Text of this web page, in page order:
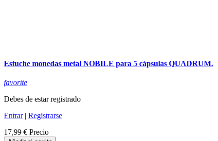
Estuche monedas metal NOBILE para 5 cápsulas QUADRUM.
favorite
Debes de estar registrado
Entrar| Registrarse
17,99 € Precio